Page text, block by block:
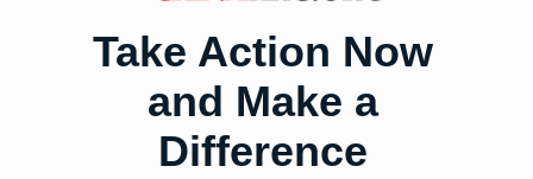
Take Action Now
and Make a
Difference